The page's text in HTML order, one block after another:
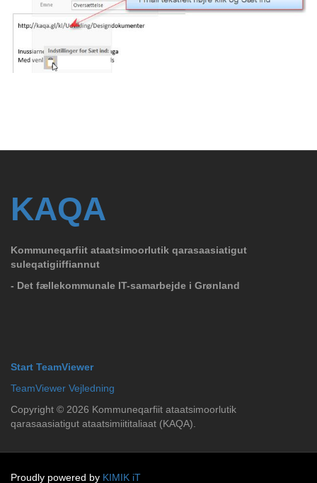
KAQA
Kommuneqarfiit ataatsimoorlutik qarasaasiatigut
suleqatigiiffiannut
- Det fællekommunale IT-samarbejde i Grønland
Start TeamViewer
TeamViewer Vejledning
Copyright © 2026 Kommuneqarfiit ataatsimoorlutik
qarasaasiatigut ataatsimiititaliaat (KAQA).
Proudly powered by KIMIK iT